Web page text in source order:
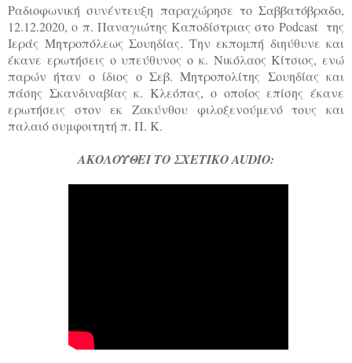
Ραδιοφωνική συνέντευξη παραχώρησε το Σαββατόβραδο,
12.12.2020, ο π. Παναγιώτης Καποδίστριας στο Podcast της
Ιεράς Μητροπόλεως Σουηδίας. Την εκπομπή διηύθυνε και
έκανε ερωτήσεις ο υπεύθυνος ο κ. Νικόλαος Κίτσιος, ενώ
παρών ήταν ο ίδιος ο Σεβ. Μητροπολίτης Σουηδίας και
πάσης Σκανδιναβίας κ. Κλεόπας, ο οποίος επίσης έκανε
ερωτήσεις στον εκ Ζακύνθου φιλοξενούμενό τους και
παλαιό συμφοιτητή π. Π. Κ.
ΑΚΟΛΟΥΘΕΙ ΤΟ ΣΧΕΤΙΚΟ AUDIO: